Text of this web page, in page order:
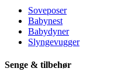
Soveposer
Babynest
Babydyner
Slyngevugger
Senge & tilbehør